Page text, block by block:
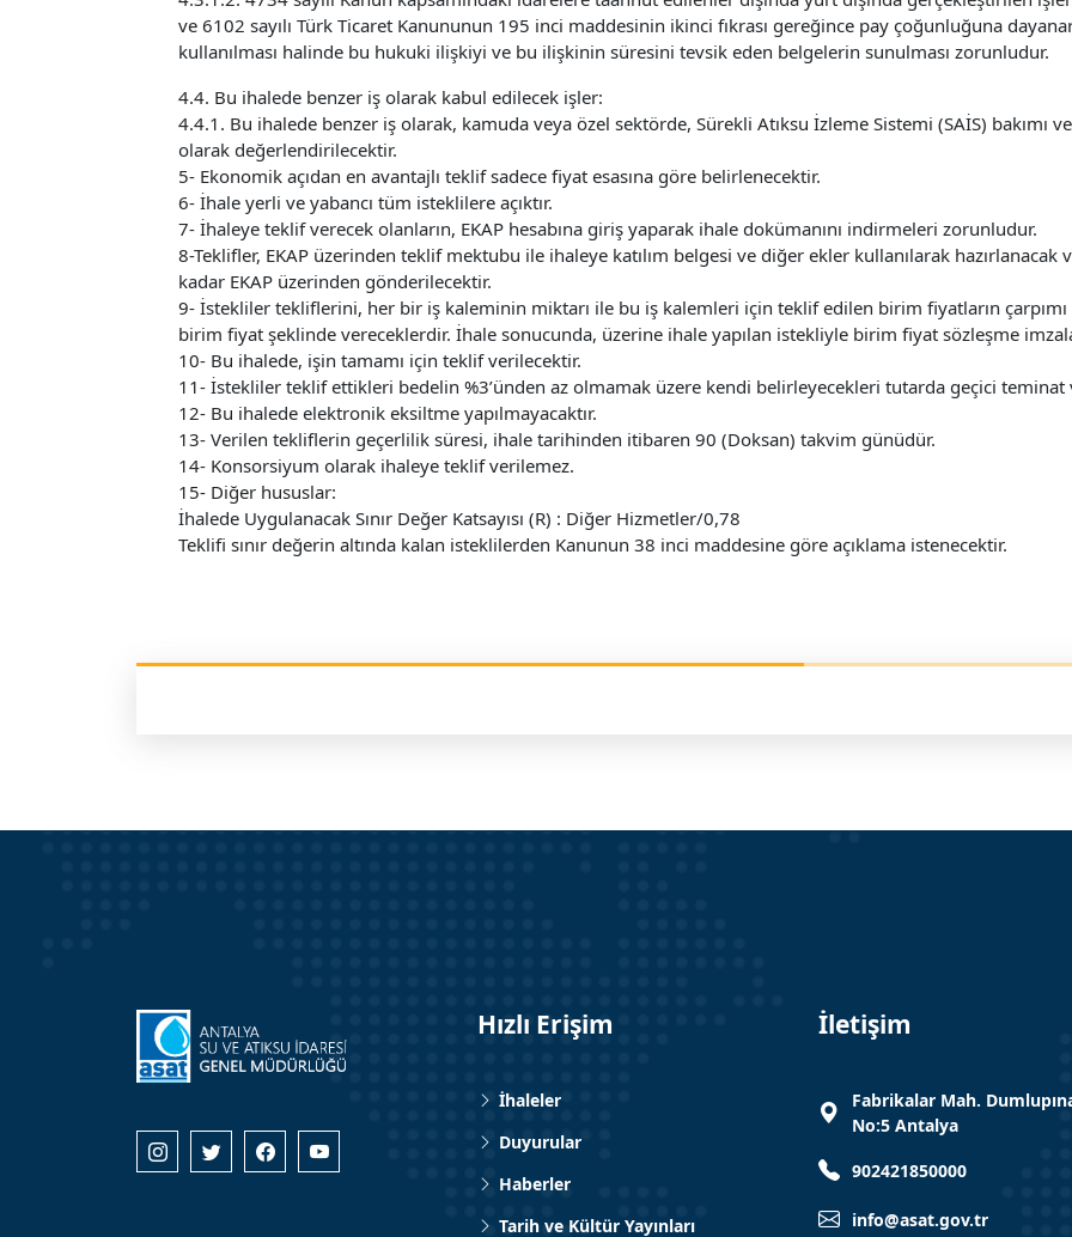
ve 6102 sayılı Türk Ticaret Kanununun 195 inci maddesinin ikinci fıkrası gereğince pay çoğunluğuna
kullanılması halinde bu hukuki ilişkiyi ve bu ilişkinin süresini tevsik eden belgelerin sunulması zorunludur.
4.4. Bu ihalede benzer iş olarak kabul edilecek işler:
4.4.1. Bu ihalede benzer iş olarak, kamuda veya özel sektörde, Sürekli Atıksu İzleme Sistemi (SAİS) bakımı
olarak değerlendirilecektir.
5- Ekonomik açıdan en avantajlı teklif sadece fiyat esasına göre belirlenecektir.
6- İhale yerli ve yabancı tüm isteklilere açıktır.
7- İhaleye teklif verecek olanların, EKAP hesabına giriş yaparak ihale dokümanını indirmeleri zorunludur.
8-Teklifler, EKAP üzerinden teklif mektubu ile ihaleye katılım belgesi ve diğer ekler kullanılarak
kadar EKAP üzerinden gönderilecektir.
9- İstekliler tekliflerini, her bir iş kaleminin miktarı ile bu iş kalemleri için teklif edilen birim fiyatların
birim fiyat şeklinde vereceklerdir. İhale sonucunda, üzerine ihale yapılan istekliyle birim fiyat sözleşme
10- Bu ihalede, işin tamamı için teklif verilecektir.
11- İstekliler teklif ettikleri bedelin %3’ünden az olmamak üzere kendi belirleyecekleri tutarda geçici teminat
12- Bu ihalede elektronik eksiltme yapılmayacaktır.
13- Verilen tekliflerin geçerlilik süresi, ihale tarihinden itibaren 90 (Doksan) takvim günüdür.
14- Konsorsiyum olarak ihaleye teklif verilemez.
15- Diğer hususlar:
İhalede Uygulanacak Sınır Değer Katsayısı (R) : Diğer Hizmetler/0,78
Teklifi sınır değerin altında kalan isteklilerden Kanunun 38 inci maddesine göre açıklama istenecektir.
Hızlı Erişim
İhaleler
Duyurular
Haberler
Tarih ve Kültür Yayınları
İletişim
Fabrikalar Mah.
No:5 Antalya
902421850000
info@asat.gov.tr